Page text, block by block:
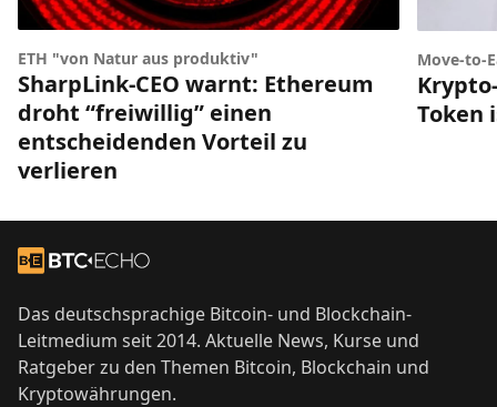
ETH "von Natur aus produktiv"
SharpLink-CEO warnt: Ethereum
droht “freiwillig” einen
entscheidenden Vorteil zu
verlieren
Move-to-
Token
Zur Startseite
Das deutschsprachige Bitcoin- und Blockchain-
Leitmedium seit 2014. Aktuelle News, Kurse und
Ratgeber zu den Themen Bitcoin, Blockchain und
Kryptowährungen.